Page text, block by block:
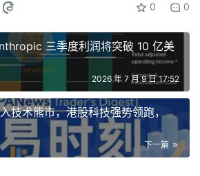
级后 2 亿 Gas Limit 的目标下限，
逾三倍。
2026 年上半年推迟至第三季度，部分
参考目标。
任何操作；验证者与节点运营方需在
与执行层客户端。
0 0
三季度利润将突破 10 亿美
2026 年 7 月 9 日 17:52
技术熊市，港股科技强势领跑，
下一篇